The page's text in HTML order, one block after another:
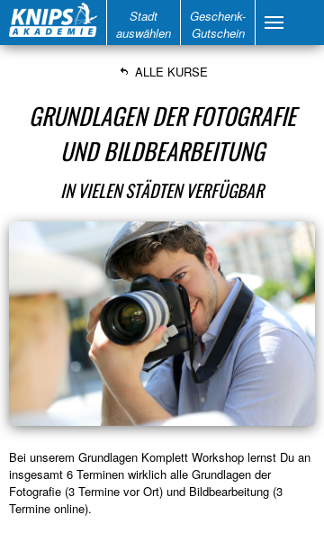
Stadt
auswählen
Geschenk-
Gutschein
ALLE KURSE
GRUNDLAGEN DER FOTOGRAFIE
UND BILDBEARBEITUNG
IN VIELEN STÄDTEN VERFÜGBAR
Bei unserem Grundlagen Komplett Workshop lernst Du an
insgesamt 6 Terminen wirklich alle Grundlagen der
Fotografie (3 Termine vor Ort) und Bildbearbeitung (3
Termine online).